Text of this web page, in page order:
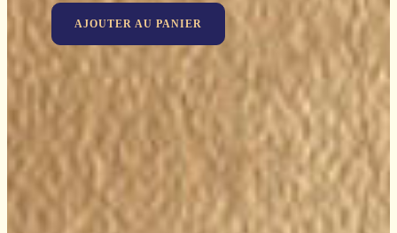
AJOUTER AU PANIER